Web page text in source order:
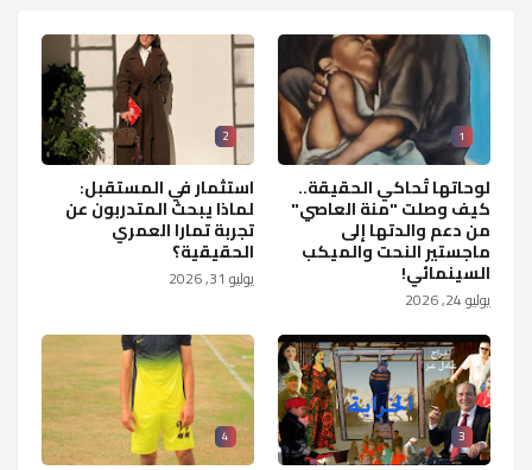
1
لوحاتها تُحاكي الحقيقة..
كيف وصلت "منة العاصي"
من دعم والدتها إلى
ماجستير النحت والميكب
السينمائي!
يوليو 24, 2026
2
استثمار في المستقبل:
لماذا يبحث المتدربون عن
تجربة تمارا العمري
الحقيقية؟
يوليو 31, 2026
3
4